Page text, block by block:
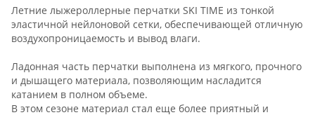
Летние лыжероллерные перчатки SKI TIME из тонкой
эластичной нейлоновой сетки, обеспечивающей отличную
воздухопроницаемость и вывод влаги.
Ладонная часть перчатки выполнена из мягкого, прочного
и дышащего материала, позволяющим насладится
катанием в полном объеме.
В этом сезоне материал стал еще более приятный и